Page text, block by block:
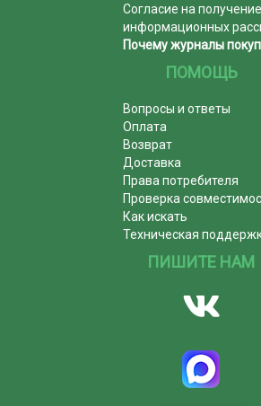
Согласие на
информационных
Почему журналы
ПОМОЩЬ
Вопросы и ответы
Оплата
Возврат
Доставка
Права потребителя
Проверка
Как искать
Техническая
ПИШИТЕ НАМ